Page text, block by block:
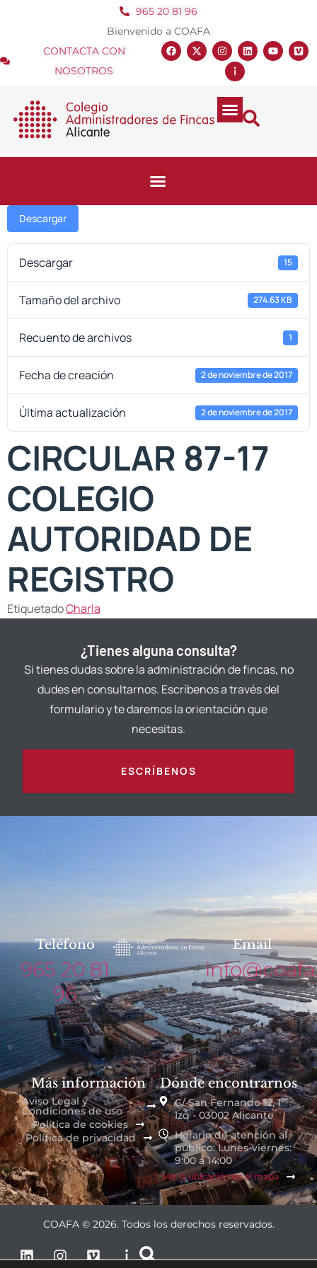
965 20 81 96
Bienvenido a COAFA
CONTACTA CON
NOSOTROS
Descargar
Descargar 15
Tamaño del archivo 274.63 KB
Recuento de archivos 1
Fecha de creación 2 de noviembre de 2017
Última actualización 2 de noviembre de 2017
CIRCULAR 87-17
COLEGIO
AUTORIDAD DE
REGISTRO
EtiquetadoCharla
¿Tienes alguna consulta?
Si tienes dudas sobre la administración de fincas, no
dudes en consultarnos. Escríbenos a través del
formulario y te daremos la orientación que
necesitas.
ESCRÍBENOS
Teléfono
965 20 81
96
Email
Más información
Aviso Legal y
Condiciones de uso
Política de cookies
Política de privacidad
Dónde encontrarnos
C/ San Fernando 12, 1º
Izq - 03002 Alicante
Horario de atención al
público: Lunes-viernes:
9:00 a 14:00
Ver la ubicación en el mapa
COAFA © 2026. Todos los derechos reservados.